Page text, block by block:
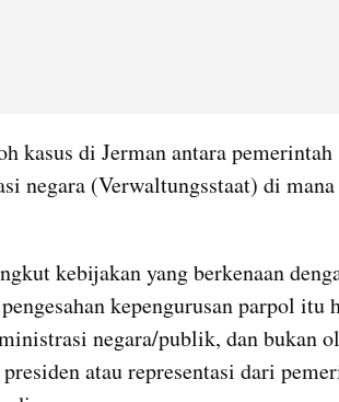
kasus di Jerman antara pemerintah
negara (Verwaltungsstaat) di
kebijakan yang berkenaan
kepengurusan parpol itu
negara/publik, dan bukan
atau representasi dari